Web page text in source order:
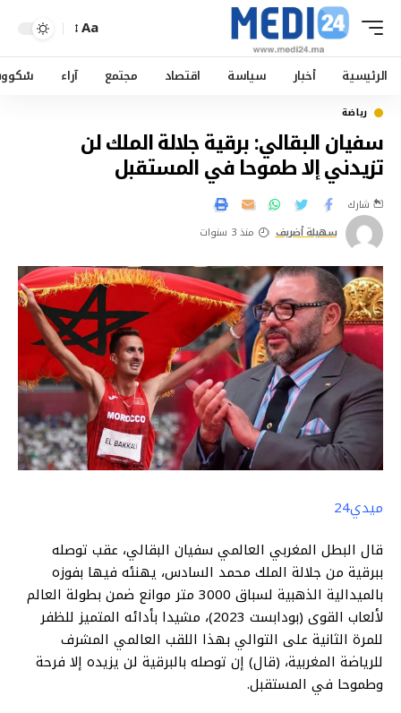
Aa
الرئيسية أخبار سياسة اقتصاد مجتمع آراء
رياضة
سفيان البقالي: برقية جلالة الملك لن
تزيدني إلا طموحا في المستقبل
سهيلة أضريف منذ 3 سنوات
شارك
ميدي24
قال البطل المغربي العالمي سفيان البقالي، عقب توصله
ببرقية من جلالة الملك محمد السادس، يهنئه فيها بفوزه
بالميدالية الذهبية لسباق 3000 متر موانع ضمن بطولة العالم
لألعاب القوى (بودابست 2023)، مشيدا بأدائه المتميز للظفر
للمرة الثانية على التوالي بهذا اللقب العالمي المشرف
للرياضة المغربية، (قال) إن توصله بالبرقية لن يزيده إلا فرحة
وطموحا في المستقبل.